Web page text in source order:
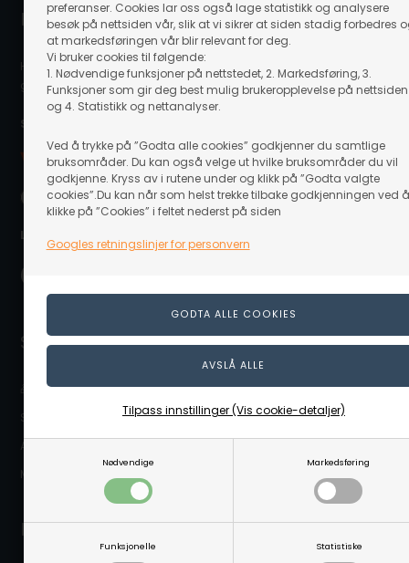
preferanser. Cookies lar oss også lage statistikk og analysere
besøk på nettsiden vår, slik at vi sikrer at siden stadig forbedres
at markedsføringen vår blir relevant for deg.
Vi bruker cookies til følgende:
1. Nødvendige funksjoner på nettstedet, 2. Markedsføring, 3.
Funksjoner som gir deg best mulig brukeropplevelse på nettsiden
og 4. Statistikk og nettanalyser.
Ved å trykke på ”Godta alle cookies” godkjenner du samtlige
bruksområder. Du kan også velge ut hvilke bruksområder du vil
godkjenne. Kryss av i rutene under og klikk på ”Godta valgte
cookies”.Du kan når som helst trekke tilbake godkjenningen ved å
klikke på ”Cookies” i feltet nederst på siden
Googles retningslinjer for personvern
Nødvendige Markedsføring
Funksjonelle Statistiske
Tilpass innstillinger (Vis cookie-detaljer)
Kontakt kundeservice
Hvis du trenger hjelpe eller har spørgsmål så hjelper vi deg
gjerne. Send e-post til info@linaa.no
Sikker betaling på nett:
Levering nær deg:
Snarveier
🎁 Gavekort
Sikkerhetsdatablader
Abonnere på nyhetsbrevet
Mitt Linaa.no (Kundeinnlogging)
Infomasjon